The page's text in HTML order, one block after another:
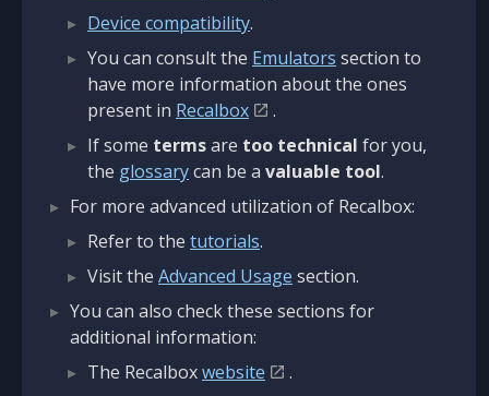
Device compatibility.
You can consult the Emulators section to
have more information about the ones
present in Recalbox
.
If some termsare too technical for you,
the glossarycan be a valuable tool.
For more advanced utilization of Recalbox:
Refer to the tutorials.
Visit the Advanced Usage section.
You can also check these sections for
additional information:
The Recalboxwebsite
.